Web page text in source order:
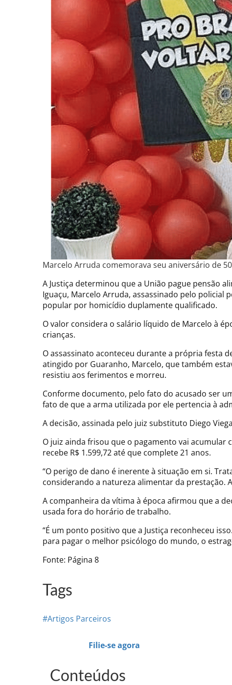
Marcelo Arruda comemorava seu aniversário de
A Justiça determinou que a União pague pensão
Iguaçu, Marcelo Arruda, assassinado pelo policial
popular por homicídio duplamente qualificado.
O valor considera o salário líquido de Marcelo à
crianças.
O assassinato aconteceu durante a própria festa
atingido por Guaranho, Marcelo, que também
resistiu aos ferimentos e morreu.
Conforme documento, pelo fato do acusado ser
fato de que a arma utilizada por ele pertencia à
A decisão, assinada pelo juiz substituto Diego
O juiz ainda frisou que o pagamento vai
recebe R$ 1.599,72 até que complete 21 anos.
“O perigo de dano é inerente à situação em si.
considerando a natureza alimentar da prestação.
A companheira da vítima à época afirmou que a
usada fora do horário de trabalho.
“É um ponto positivo que a Justiça reconheceu
para pagar o melhor psicólogo do mundo, o
Fonte: Página 8
Tags
#Artigos Parceiros
Filie-se agora
Conteúdos